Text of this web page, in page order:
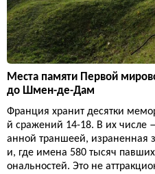
Места памяти Первой
до Шмен-де-Дам
Франция хранит десятки
й сражений 14-18. В их числе
анной траншеей, израненная
и, где имена 580 тысяч
ональностей. Это не